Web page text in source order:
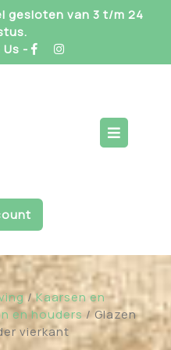
gesloten van 3 t/m 24
-
/Kaarsen en
en houders / Glazen
vierkant